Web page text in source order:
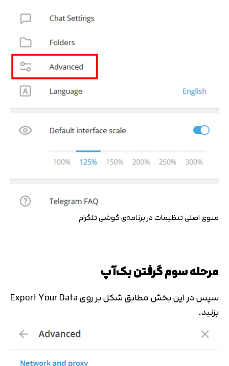
منوی اصلی تنظیمات در برنامه‌ی گوشی تلگرام
مرحله سوم گرفتن بک‌آپ
سپس در این بخش مطابق شکل بر روی Export Your Data
بزنید.